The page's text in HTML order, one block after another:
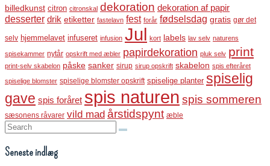
billedkunst citron citronskal dekoration dekoration af papir
desserter drik etiketter fastelavn fest forår fødselsdag gratis gør det
selv hjemmelavet infuseret infusion Jul kort labels lav selv naturens
spisekammer nytår opskrift med æbler papirdekoration pluk selv print
print-selv skabelon påske sanker sirup sirup opskrift skabelon spis efteråret
spiselige blomster spiselige blomster opskrift spiselige planter spiselig
gave spis foråret spis naturen spis sommeren
sæsonens råvarer vild mad årstidspynt æble
Search:
Seneste indlæg